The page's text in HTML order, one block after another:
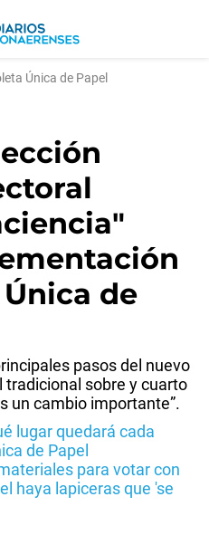
Única de Papel
de
pasos del nuevo
sobre y cuarto
un cambio importante”.
lugar quedará cada
de Papel
para votar con
haya lapiceras que 'se